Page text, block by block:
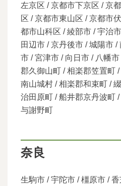
左京区 / 京都市下京区 / 京
区 / 京都市東山区 / 京都市
都市山科区 / 綾部市 / 宇治
田辺市 / 京丹後市 / 城陽市
市 / 宮津市 / 向日市 / 八幡
郡久御山町 / 相楽郡笠置町
南山城村 / 相楽郡和束町 /
治田原町 / 船井郡京丹波町
与謝野町
奈良
生駒市 / 宇陀市 / 橿原市 /